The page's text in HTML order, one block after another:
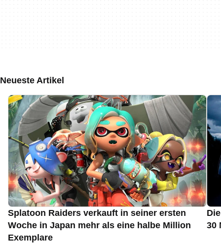
Neueste Artikel
Splatoon Raiders verkauft in seiner ersten
Woche in Japan mehr als eine halbe Million
Exemplare
30